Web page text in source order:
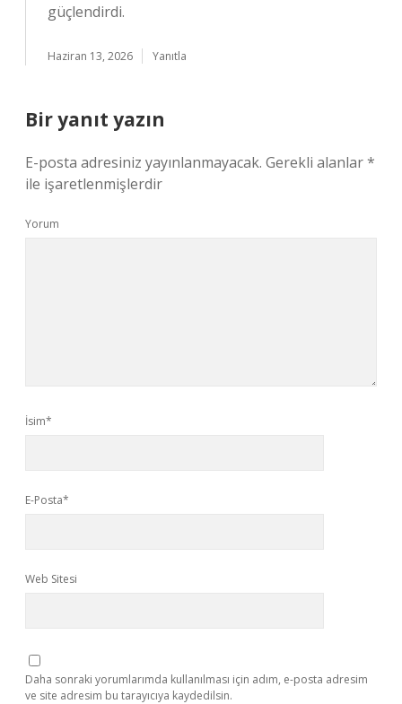
güçlendirdi.
Haziran 13, 2026 Yanıtla
Bir yanıt yazın
E-posta adresiniz yayınlanmayacak. Gerekli alanlar*
ile işaretlenmişlerdir
Yorum
İsim*
E-Posta*
Web Sitesi
Daha sonraki yorumlarımda kullanılması için adım, e-posta adresim
ve site adresim bu tarayıcıya kaydedilsin.